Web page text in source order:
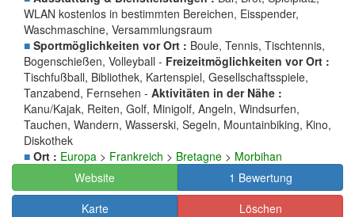
WLAN kostenlos in bestimmten Bereichen, Eisspender,
Waschmaschine, Versammlungsraum
■ Sportmöglichkeiten vor Ort : Boule, Tennis, Tischtennis,
Bogenschießen, Volleyball - Freizeitmöglichkeiten vor Ort :
Tischfußball, Bibliothek, Kartenspiel, Gesellschaftsspiele,
Tanzabend, Fernsehen - Aktivitäten in der Nähe :
Kanu/Kajak, Reiten, Golf, Minigolf, Angeln, Windsurfen,
Tauchen, Wandern, Wasserski, Segeln, Mountainbiking, Kino,
Diskothek
■ Ort : Europa > Frankreich > Bretagne > Morbihan
Website
1 Bewertung
Karte
Löschen